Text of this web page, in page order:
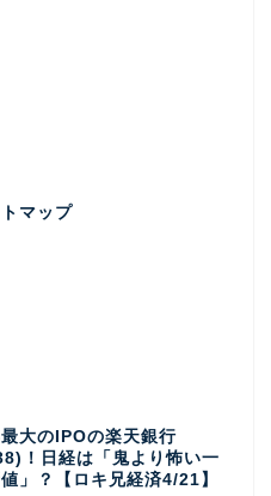
マップ
大のIPOの楽天銀行
！日経は「鬼より怖い一
」？【ロキ兄経済4/21】